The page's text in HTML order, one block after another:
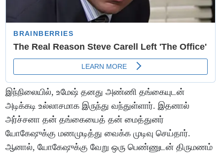
இந்நிலையில், உமேஷ் தனது அண்ணி தங்கையுடன்
அடிக்கடி உல்லாசமாக இருந்து வந்துள்ளார். இதனால்
அர்ச்சனா தன் தங்கையைத் தன் மைத்துனர்
யோகேஷுக்கு மணமுடித்து வைக்க முடிவு செய்தார்.
ஆனால், யோகேஷுக்கு வேறு ஒரு பெண்ணுடன் திருமணம்